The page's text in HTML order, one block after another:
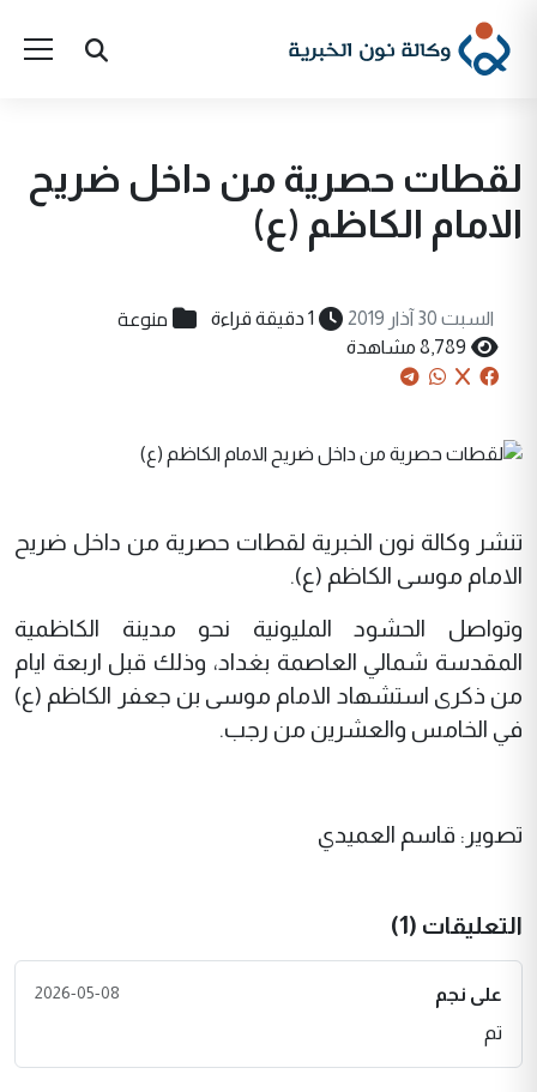
لقطات حصرية من داخل ضريح
الامام الكاظم (ع)
السبت 30 آذار 2019 1 دقيقة قراءة منوعة
8,789 مشاهدة
تنشر وكالة نون الخبرية لقطات حصرية من داخل ضريح
الامام موسى الكاظم (ع).
وتواصل الحشود المليونية نحو مدينة الكاظمية
المقدسة شمالي العاصمة بغداد، وذلك قبل اربعة ايام
من ذكرى استشهاد الامام موسى بن جعفر الكاظم (ع)
في الخامس والعشرين من رجب.
تصوير: قاسم العميدي
التعليقات (1)
على نجم 2026-05-08
تم